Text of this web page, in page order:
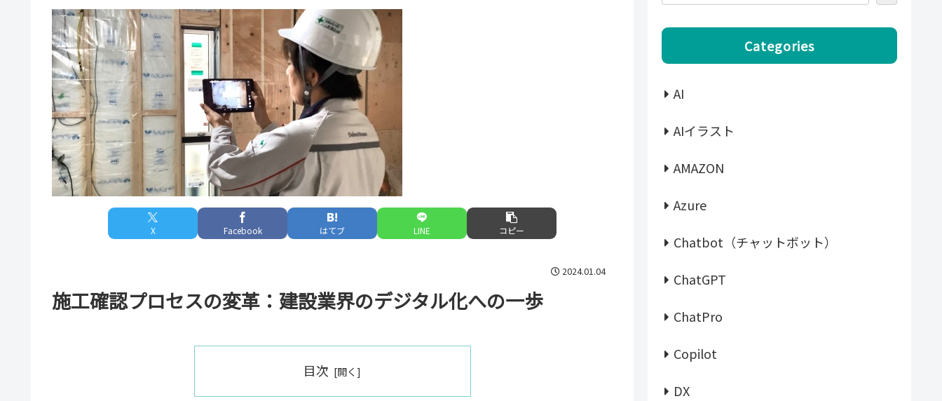
X Facebook はてブ LINE コピー
2024.01.04
施工確認プロセスの変革：建設業界のデジタル化への一歩
目次
Categories
AI
AIイラスト
AMAZON
Azure
Chatbot（チャットボット）
ChatGPT
ChatPro
Copilot
DX